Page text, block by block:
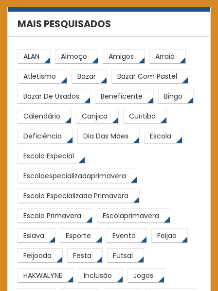
MAIS PESQUISADOS
ALAN Almoço Amigos Arraiá
Atletismo Bazar Bazar Com Pastel
Bazar De Usados Beneficente Bingo
Calendário Canjica Curitiba
Deficiência Dia Das Mães Escola
Escola Especial
Escolaespecializadaprimavera
Escola Especializada Primavera
Escola Primavera Escolaprimavera
Eslava Esporte Evento Feijao
Feijoada Festa Futsal
HAKWALYNE Inclusão Jogos